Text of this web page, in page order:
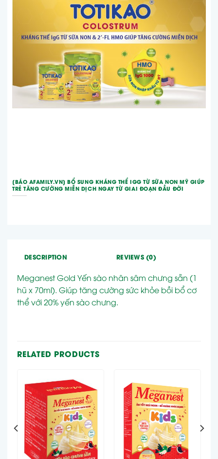
[BÁO AFAMILY.VN] BỔ SUNG KHÁNG THỂ IGG TỪ SỮA NON MỸ GIÚP
TRẺ TĂNG CƯỜNG MIỄN DỊCH NGAY TỪ GIAI ĐOẠN ĐẦU ĐỜI
DESCRIPTION REVIEWS (0)
Meganest Gold Yến sào nhân sâm chưng sẵn (1
hũ x 70ml). Giúp tăng cường sức khỏe bồi bổ cơ
thể với 20% yến sào chưng.
RELATED PRODUCTS